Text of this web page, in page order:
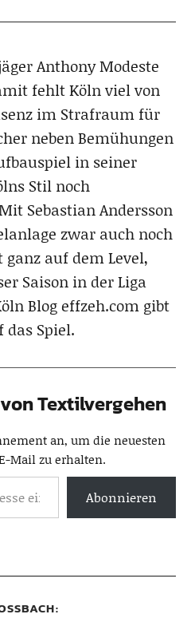
Anthony Modeste
fehlt Köln viel von
im Strafraum für
neben Bemühungen
in seiner
Stil noch
Sebastian Andersson
zwar auch noch
auf dem Level,
Saison in der Liga
Blog effzeh.com gibt
Spiel.
Textilvergehen
an, um die neuesten
Mail zu erhalten.
Abonnieren